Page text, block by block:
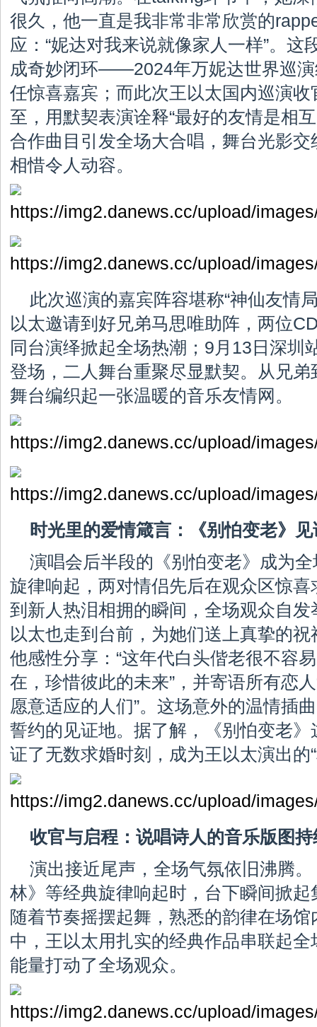
很久，他一直是我非常非常欣赏的
应：“妮达对我来说就像家人一样”。这
成奇妙闭环——2024年万妮达世界巡
任惊喜嘉宾；而此次王以太国内巡演
至，用默契表演诠释“最好的友情是相
合作曲目引发全场大合唱，舞台光影
相惜令人动容。
此次巡演的嘉宾阵容堪称“神仙友情
以太邀请到好兄弟马思唯助阵，两位
同台演绎掀起全场热潮；9月13日深圳
登场，二人舞台重聚尽显默契。从兄
舞台编织起一张温暖的音乐友情网。
时光里的爱情箴言：《别怕变老》
演唱会后半段的《别怕变老》成为
旋律响起，两对情侣先后在观众区惊
到新人热泪相拥的瞬间，全场观众自
以太也走到台前，为她们送上真挚的
他感性分享：“这年代白头偕老很不容
在，珍惜彼此的未来”，并寄语所有恋
愿意适应的人们”。这场意外的温情插
誓约的见证地。据了解，《别怕变老
证了无数求婚时刻，成为王以太演出的
收官与启程：说唱诗人的音乐版图
演出接近尾声，全场气氛依旧沸腾
林》等经典旋律响起时，台下瞬间掀
随着节奏摇摆起舞，熟悉的韵律在场
中，王以太用扎实的经典作品串联起
能量打动了全场观众。